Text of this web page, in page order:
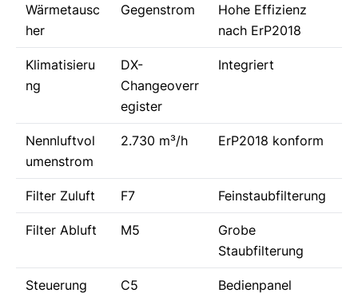
Wärmetausc
her
Gegenstrom
Hohe Effizienz
nach ErP2018
Klimatisieru
ng
DX-
Changeoverr
egister
Integriert
Nennluftvol
umenstrom
2.730 m³/h ErP2018 konform
Filter Zuluft F7 Feinstaubfilterung
Filter Abluft M5
Grobe
Staubfilterung
Steuerung C5
Bedienpanel